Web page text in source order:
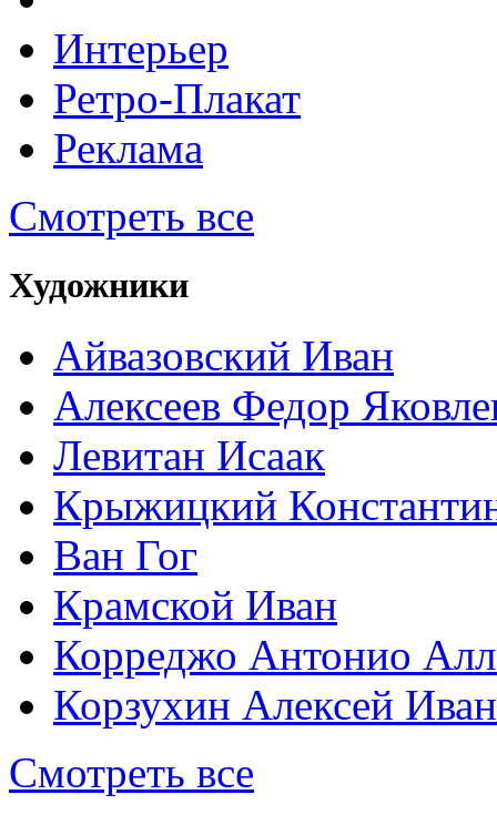
Интерьер
Ретро-Плакат
Реклама
Смотреть все
Художники
Айвазовский Иван
Алексеев Федор
Левитан Исаак
Крыжицкий
Ван Гог
Крамской Иван
Корреджо Антонио
Корзухин Алексей
Смотреть все